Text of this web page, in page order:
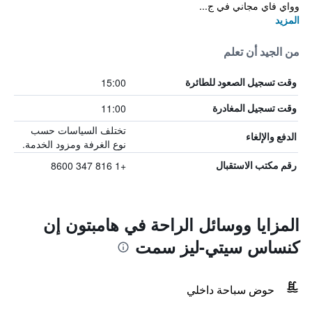
وواي فاي مجاني في ج...
المزيد
من الجيد أن تعلم
وقت تسجيل الصعود للطائرة 15:00
وقت تسجيل المغادرة 11:00
الدفع والإلغاء
تختلف السياسات حسب
نوع الغرفة ومزود الخدمة.
رقم مكتب الاستقبال +1 816 347 8600
المزايا ووسائل الراحة في هامبتون إن
كنساس سيتي-ليز سمت
حوض سباحة داخلي